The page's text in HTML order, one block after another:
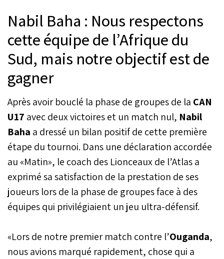
Nabil Baha : Nous respectons
cette équipe de l’Afrique du
Sud, mais notre objectif est de
gagner
Après avoir bouclé la phase de groupes de la CAN
U17 avec deux victoires et un match nul, Nabil
Baha a dressé un bilan positif de cette première
étape du tournoi. Dans une déclaration accordée
au «Matin», le coach des Lionceaux de l’Atlas a
exprimé sa satisfaction de la prestation de ses
joueurs lors de la phase de groupes face à des
équipes qui privilégiaient un jeu ultra-défensif.
«Lors de notre premier match contre l’Ouganda,
nous avions marqué rapidement, chose qui a